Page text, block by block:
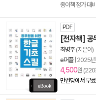
종이책 정가 대비
PDF
[전자책] 공
최병주(지은이)
e퍼플| 2025
4,500원 (220
만권당에서 무료